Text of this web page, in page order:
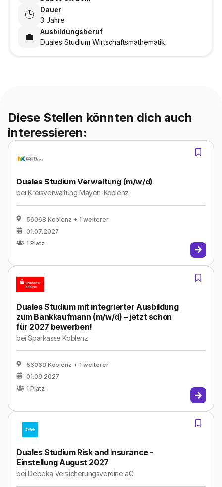
🕒
Dauer
3 Jahre
💼
Ausbildungsberuf
Duales Studium Wirtschaftsmathematik
Diese Stellen könnten dich auch
interessieren:
Duales Studium Verwaltung (m/w/d)
beiKreisverwaltung Mayen-Koblenz
56068 Koblenz + 1 weiterer
01.07.2027
1 Platz
Duales Studium mit integrierter Ausbildung
zum Bankkaufmann (m/w/d) – jetzt schon
für 2027 bewerben!
beiSparkasse Koblenz
56068 Koblenz + 1 weiterer
01.09.2027
1 Platz
Duales Studium Risk and Insurance -
Einstellung August 2027
beiDebeka Versicherungsvereine aG